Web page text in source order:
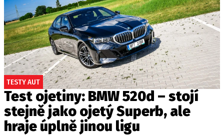
TESTY AUT
Test ojetiny: BMW 520d – stojí
stejně jako ojetý Superb, ale
hraje úplně jinou ligu